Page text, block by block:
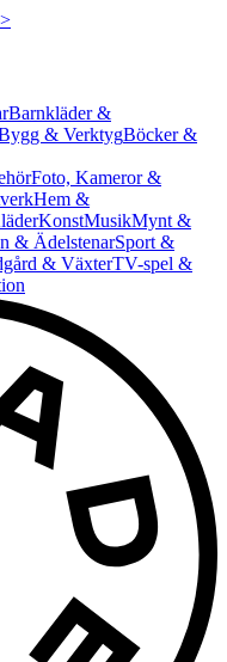
Barnkläder &
& VerktygBöcker &
Foto, Kameror &
Hem &
KonstMusikMynt &
& ÄdelstenarSport &
& VäxterTV-spel &